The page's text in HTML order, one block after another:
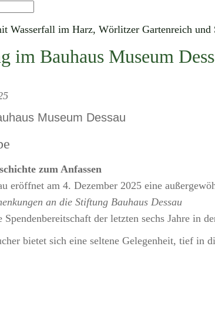
im Bauhaus Museum
Museum Dessau
zum Anfassen
eröffnet am 4. Dezember 2025 eine
an die Stiftung Bauhaus Dessau
Spendenbereitschaft der letzten sechs Jahre
bietet sich eine seltene Gelegenheit, tief in